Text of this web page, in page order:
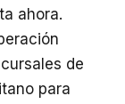
ahora.
de
para